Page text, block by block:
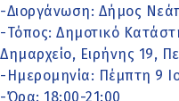
-Διοργάνωση: Δήμος
-Τόπος: Δημοτικό
Δημαρχείο, Ειρήνης 19,
-Ημερομηνία: Πέμπτη 9
-Ώρα: 18:00-21:00